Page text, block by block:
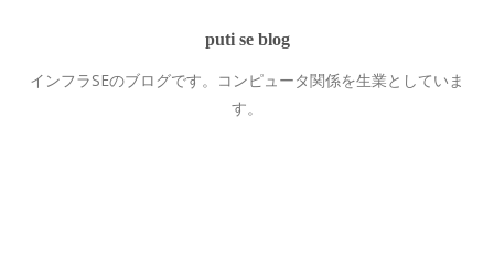
puti se blog
インフラSEのブログです。コンピュータ関係を生業としていま
す。